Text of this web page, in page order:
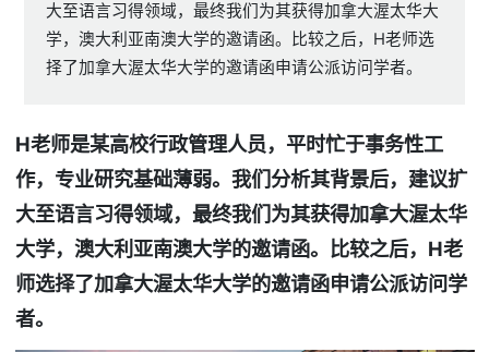
大至语言习得领域，最终我们为其获得加拿大渥太华大
学，澳大利亚南澳大学的邀请函。比较之后，H老师选
择了加拿大渥太华大学的邀请函申请公派访问学者。
H老师是某高校行政管理人员，平时忙于事务性工
作，专业研究基础薄弱。我们分析其背景后，建议扩
大至语言习得领域，最终我们为其获得加拿大渥太华
大学，澳大利亚南澳大学的邀请函。比较之后，H老
师选择了加拿大渥太华大学的邀请函申请公派访问学
者。